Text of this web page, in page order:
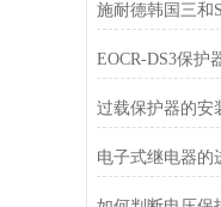
过载保护器的安
电子式继电器的